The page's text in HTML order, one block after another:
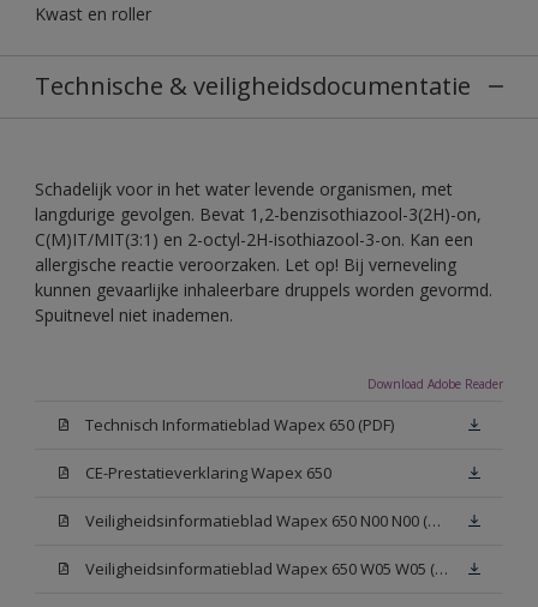
Kwast en roller
Technische & veiligheidsdocumentatie
Schadelijk voor in het water levende organismen, met
langdurige gevolgen. Bevat 1,2-benzisothiazool-3(2H)-on,
C(M)IT/MIT(3:1) en 2-octyl-2H-isothiazool-3-on. Kan een
allergische reactie veroorzaken. Let op! Bij verneveling
kunnen gevaarlijke inhaleerbare druppels worden gevormd.
Spuitnevel niet inademen.
Download Adobe Reader
Technisch Informatieblad Wapex 650 (PDF)
CE-Prestatieverklaring Wapex 650
Veiligheidsinformatieblad Wapex 650 N00 N00 (MSDS)
Veiligheidsinformatieblad Wapex 650 W05 W05 (MSDS)